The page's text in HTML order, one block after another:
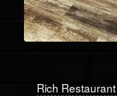
Rich